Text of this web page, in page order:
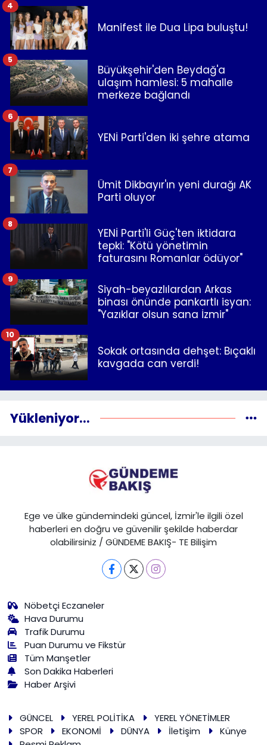
Manifest ile Dua Lipa buluştu!
4
Büyükşehir'den Beydağ'a
ulaşım hamlesi: 5 mahalle
merkeze bağlandı
5
YENİ Parti'den iki şehre atama
6
Ümit Dikbayır'ın yeni durağı AK
Parti oluyor
7
YENİ Parti'li Güç'ten iktidara
tepki: "Kötü yönetimin
faturasını Romanlar ödüyor"
8
Siyah-beyazlılardan Arkas
binası önünde pankartlı isyan:
"Yazıklar olsun sana İzmir"
9
Sokak ortasında dehşet: Bıçaklı
kavgada can verdi!
10
Yükleniyor...
Ege ve ülke gündemindeki güncel, İzmir'le ilgili özel
haberleri en doğru ve güvenilir şekilde haberdar
olabilirsiniz / GÜNDEME BAKIŞ- TE Bilişim
Nöbetçi Eczaneler
Hava Durumu
Trafik Durumu
Puan Durumu ve Fikstür
Tüm Manşetler
Son Dakika Haberleri
Haber Arşivi
GÜNCEL YEREL POLİTİKA
YEREL YÖNETİMLER
SPOR
EKONOMİ DÜNYA İletişim
Künye